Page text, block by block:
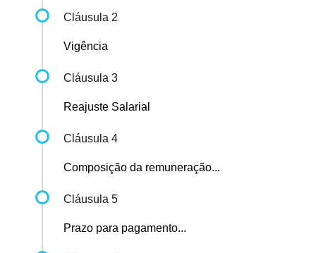
Cláusula 2
Vigência
Cláusula 3
Reajuste Salarial
Cláusula 4
Composição da remuneração...
Cláusula 5
Prazo para pagamento...